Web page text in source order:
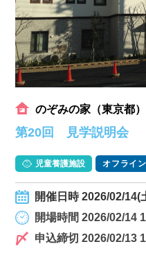
のぞみの家（東京都）
第20回 見学説明会
児童養護施設 オフライ
開催日時 2026/02/14(
開場時間 2026/02/14
申込締切 2026/02/13